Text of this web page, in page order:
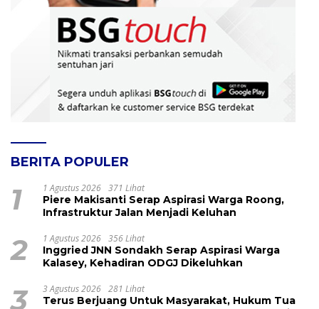
BERITA POPULER
1 1 Agustus 2026 371 Lihat
Piere Makisanti Serap Aspirasi Warga Roong,
Infrastruktur Jalan Menjadi Keluhan
2 1 Agustus 2026 356 Lihat
Inggried JNN Sondakh Serap Aspirasi Warga
Kalasey, Kehadiran ODGJ Dikeluhkan
3 3 Agustus 2026 281 Lihat
Terus Berjuang Untuk Masyarakat, Hukum Tua